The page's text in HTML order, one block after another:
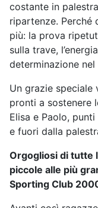
costante in
ripartenze. Perché
più: la prova
sulla trave,
determinazione
Un grazie speciale
pronti a sostenere
Elisa e Paolo,
e fuori dalla
Orgogliosi di tutte
piccole alle più
Sporting Club